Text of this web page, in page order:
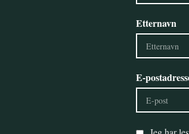
Etternavn
E-